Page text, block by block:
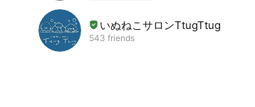
いぬねこサロンTtugTtug
543 friends